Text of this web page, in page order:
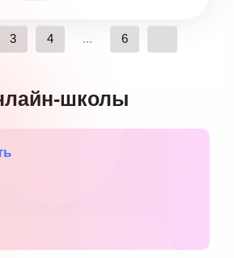
3 4 ... 6
школы